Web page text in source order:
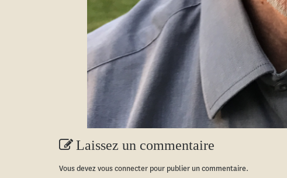
Laissez un commentaire
Vous devezvous connecter pour publier un commentaire.